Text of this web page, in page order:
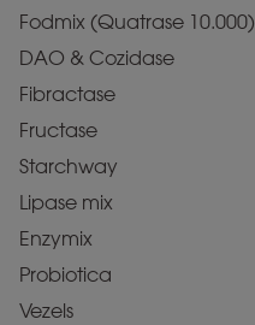
Fodmix (Quatrase 10.000)
DAO & Cozidase
Fibractase
Fructase
Starchway
Lipase mix
Enzymix
Probiotica
Vezels